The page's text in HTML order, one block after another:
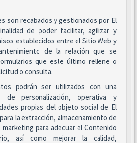
son recabados y gestionados por El
de poder facilitar, agilizar y
establecidos entre el Sitio Web y
de la relación que se
que este último rellene o
o consulta.
podrán ser utilizados con una
de personalización, operativa y
propias del objeto social de El
la extracción, almacenamiento de
para adecuar el Contenido
así como mejorar la calidad,